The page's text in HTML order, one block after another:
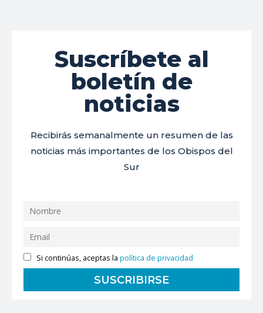
Suscríbete al
boletín de
noticias
Recibirás semanalmente un resumen de las
noticias más importantes de los Obispos del
Sur
Si continúas, aceptas lapolítica de privacidad